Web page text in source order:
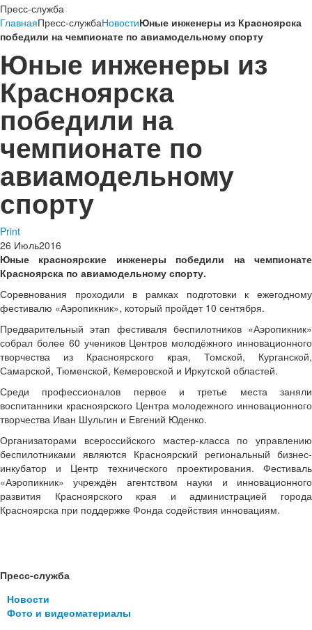
Пресс-служба
ГлавнаяПресс-службаНовостиЮные инженеры из Красноярска
победили на чемпионате по авиамодельному спорту
Юные инженеры из
Красноярска
победили на
чемпионате по
авиамодельному
спорту
Print
26 Июль2016
Юные красноярские инженеры победили на чемпионате
Красноярска по авиамодельному спорту.
Соревнования проходили в рамках подготовки к ежегодному
фестивалю «Аэропикник», который пройдет 10 сентября.
Предварительный этап фестиваля беспилотников «Аэропикник»
собрал более 60 учеников Центров молодёжного инновационного
творчества из Красноярского края, Томской, Курганской,
Самарской, Тюменской, Кемеровской и Иркутской областей.
Среди профессионалов первое и третье места заняли
воспитанники красноярского Центра молодежного инновационного
творчества Иван Шульгин и Евгений Юденко.
Организаторами всероссийского мастер-класса по управлению
беспилотниками являются Красноярский региональный бизнес-
инкубатор и Центр технического проектирования. Фестиваль
«Аэропикник» учреждён агентством науки и инновационного
развития Красноярского края и администрацией города
Красноярска при поддержке Фонда содействия инновациям.
Пресс-служба
Новости
Фото и видеоматериалы